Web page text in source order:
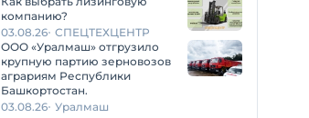
компанию?
03.08.26 СПЕЦТЕХЦЕНТР
ООО «Уралмаш» отгрузило
крупную партию зерновозов
аграриям Республики
Башкортостан.
03.08.26 Уралмаш